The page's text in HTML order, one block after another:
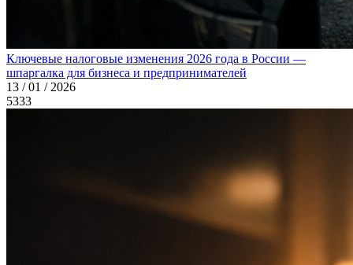
Ключевые налоговые изменения 2026 года в России —
шпаргалка для бизнеса и предпринимателей
13 / 01 / 2026
5333